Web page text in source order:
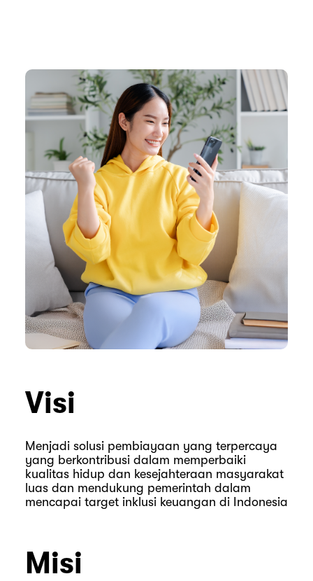
Visi
Menjadi solusi pembiayaan yang terpercaya
yang berkontribusi dalam memperbaiki
kualitas hidup dan kesejahteraan masyarakat
luas dan mendukung pemerintah dalam
mencapai target inklusi keuangan di Indonesia
Misi